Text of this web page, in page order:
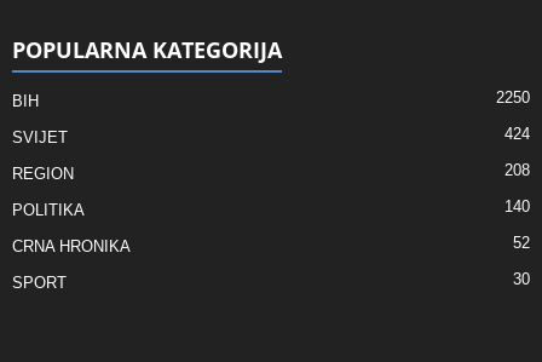
POPULARNA KATEGORIJA
BIH 2250
SVIJET 424
REGION 208
POLITIKA 140
CRNA HRONIKA 52
SPORT 30